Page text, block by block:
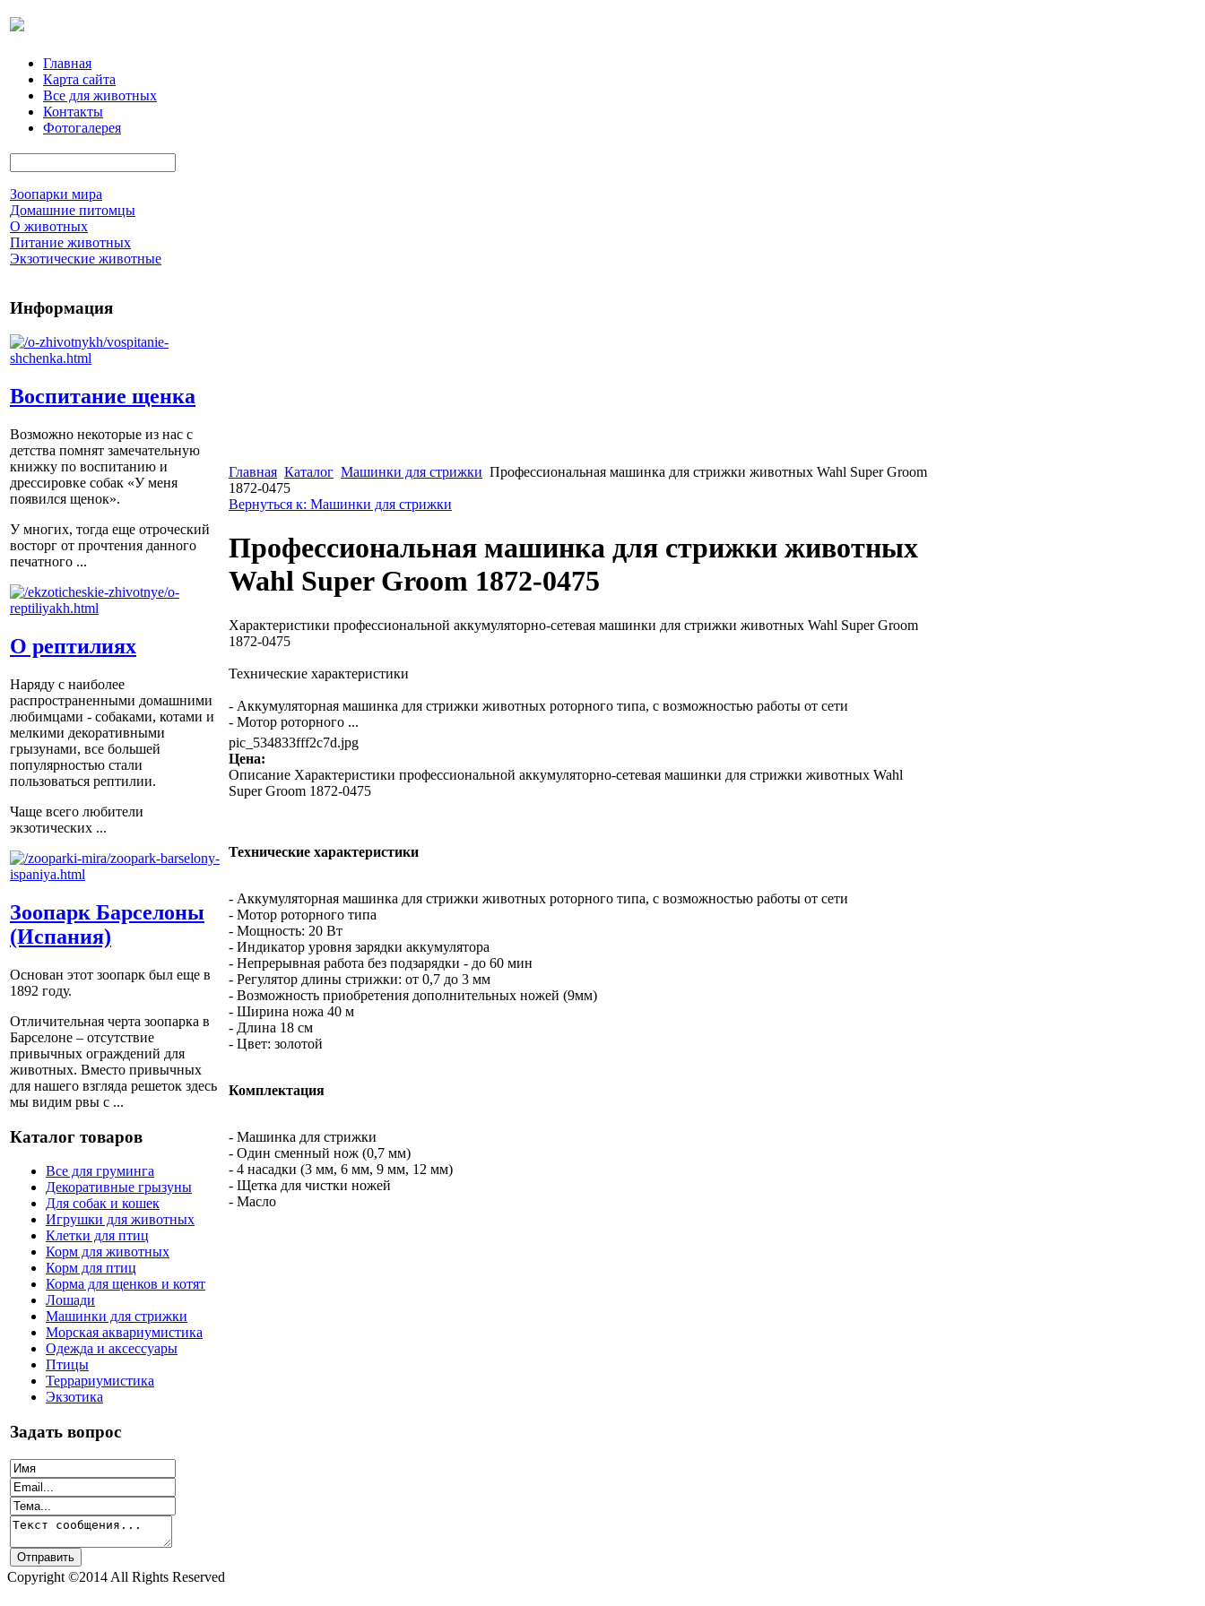
Главная
Карта сайта
Все для животных
Контакты
Фотогалерея
Зоопарки мира
Домашние питомцы
О животных
Питание животных
Экзотические животные
Информация
Воспитание щенка
Возможно некоторые из нас с
детства помнят замечательную
книжку по воспитанию и
дрессировке собак «У меня
появился щенок».
У многих, тогда еще отроческий
восторг от прочтения данного
печатного ...
О рептилиях
Наряду с наиболее
распространенными домашними
любимцами - собаками, котами и
мелкими декоративными
грызунами, все большей
популярностью стали
пользоваться рептилии.
Чаще всего любители
экзотических ...
Зоопарк Барселоны
(Испания)
Основан этот зоопарк был еще в
1892 году.
Отличительная черта зоопарка в
Барселоне – отсутствие
привычных ограждений для
животных. Вместо привычных
для нашего взгляда решеток здесь
мы видим рвы с ...
Каталог товаров
Все для груминга
Декоративные грызуны
Для собак и кошек
Игрушки для животных
Клетки для птиц
Корм для животных
Корм для птиц
Корма для щенков и котят
Лошади
Машинки для стрижки
Морская аквариумистика
Одежда и аксессуары
Птицы
Террариумистика
Экзотика
Задать вопрос
Главная Каталог Машинки для стрижки Профессиональная машинка для стрижки животных Wahl Super Groom
1872-0475
Вернуться к: Машинки для стрижки
Профессиональная машинка для стрижки животных
Wahl Super Groom 1872-0475
Характеристики профессиональной аккумуляторно-сетевая машинки для стрижки животных Wahl Super Groom
1872-0475
Технические характеристики
- Аккумуляторная машинка для стрижки животных роторного типа, с возможностью работы от сети
- Мотор роторного ...
pic_534833fff2c7d.jpg
Цена:
Описание Характеристики профессиональной аккумуляторно-сетевая машинки для стрижки животных Wahl
Super Groom 1872-0475
Технические характеристики
- Аккумуляторная машинка для стрижки животных роторного типа, с возможностью работы от сети
- Мотор роторного типа
- Мощность: 20 Вт
- Индикатор уровня зарядки аккумулятора
- Непрерывная работа без подзарядки - до 60 мин
- Регулятор длины стрижки: от 0,7 до 3 мм
- Возможность приобретения дополнительных ножей (9мм)
- Ширина ножа 40 м
- Длина 18 см
- Цвет: золотой
Комплектация
- Машинка для стрижки
- Один сменный нож (0,7 мм)
- 4 насадки (3 мм, 6 мм, 9 мм, 12 мм)
- Щетка для чистки ножей
- Масло
Copyright ©2014 All Rights Reserved